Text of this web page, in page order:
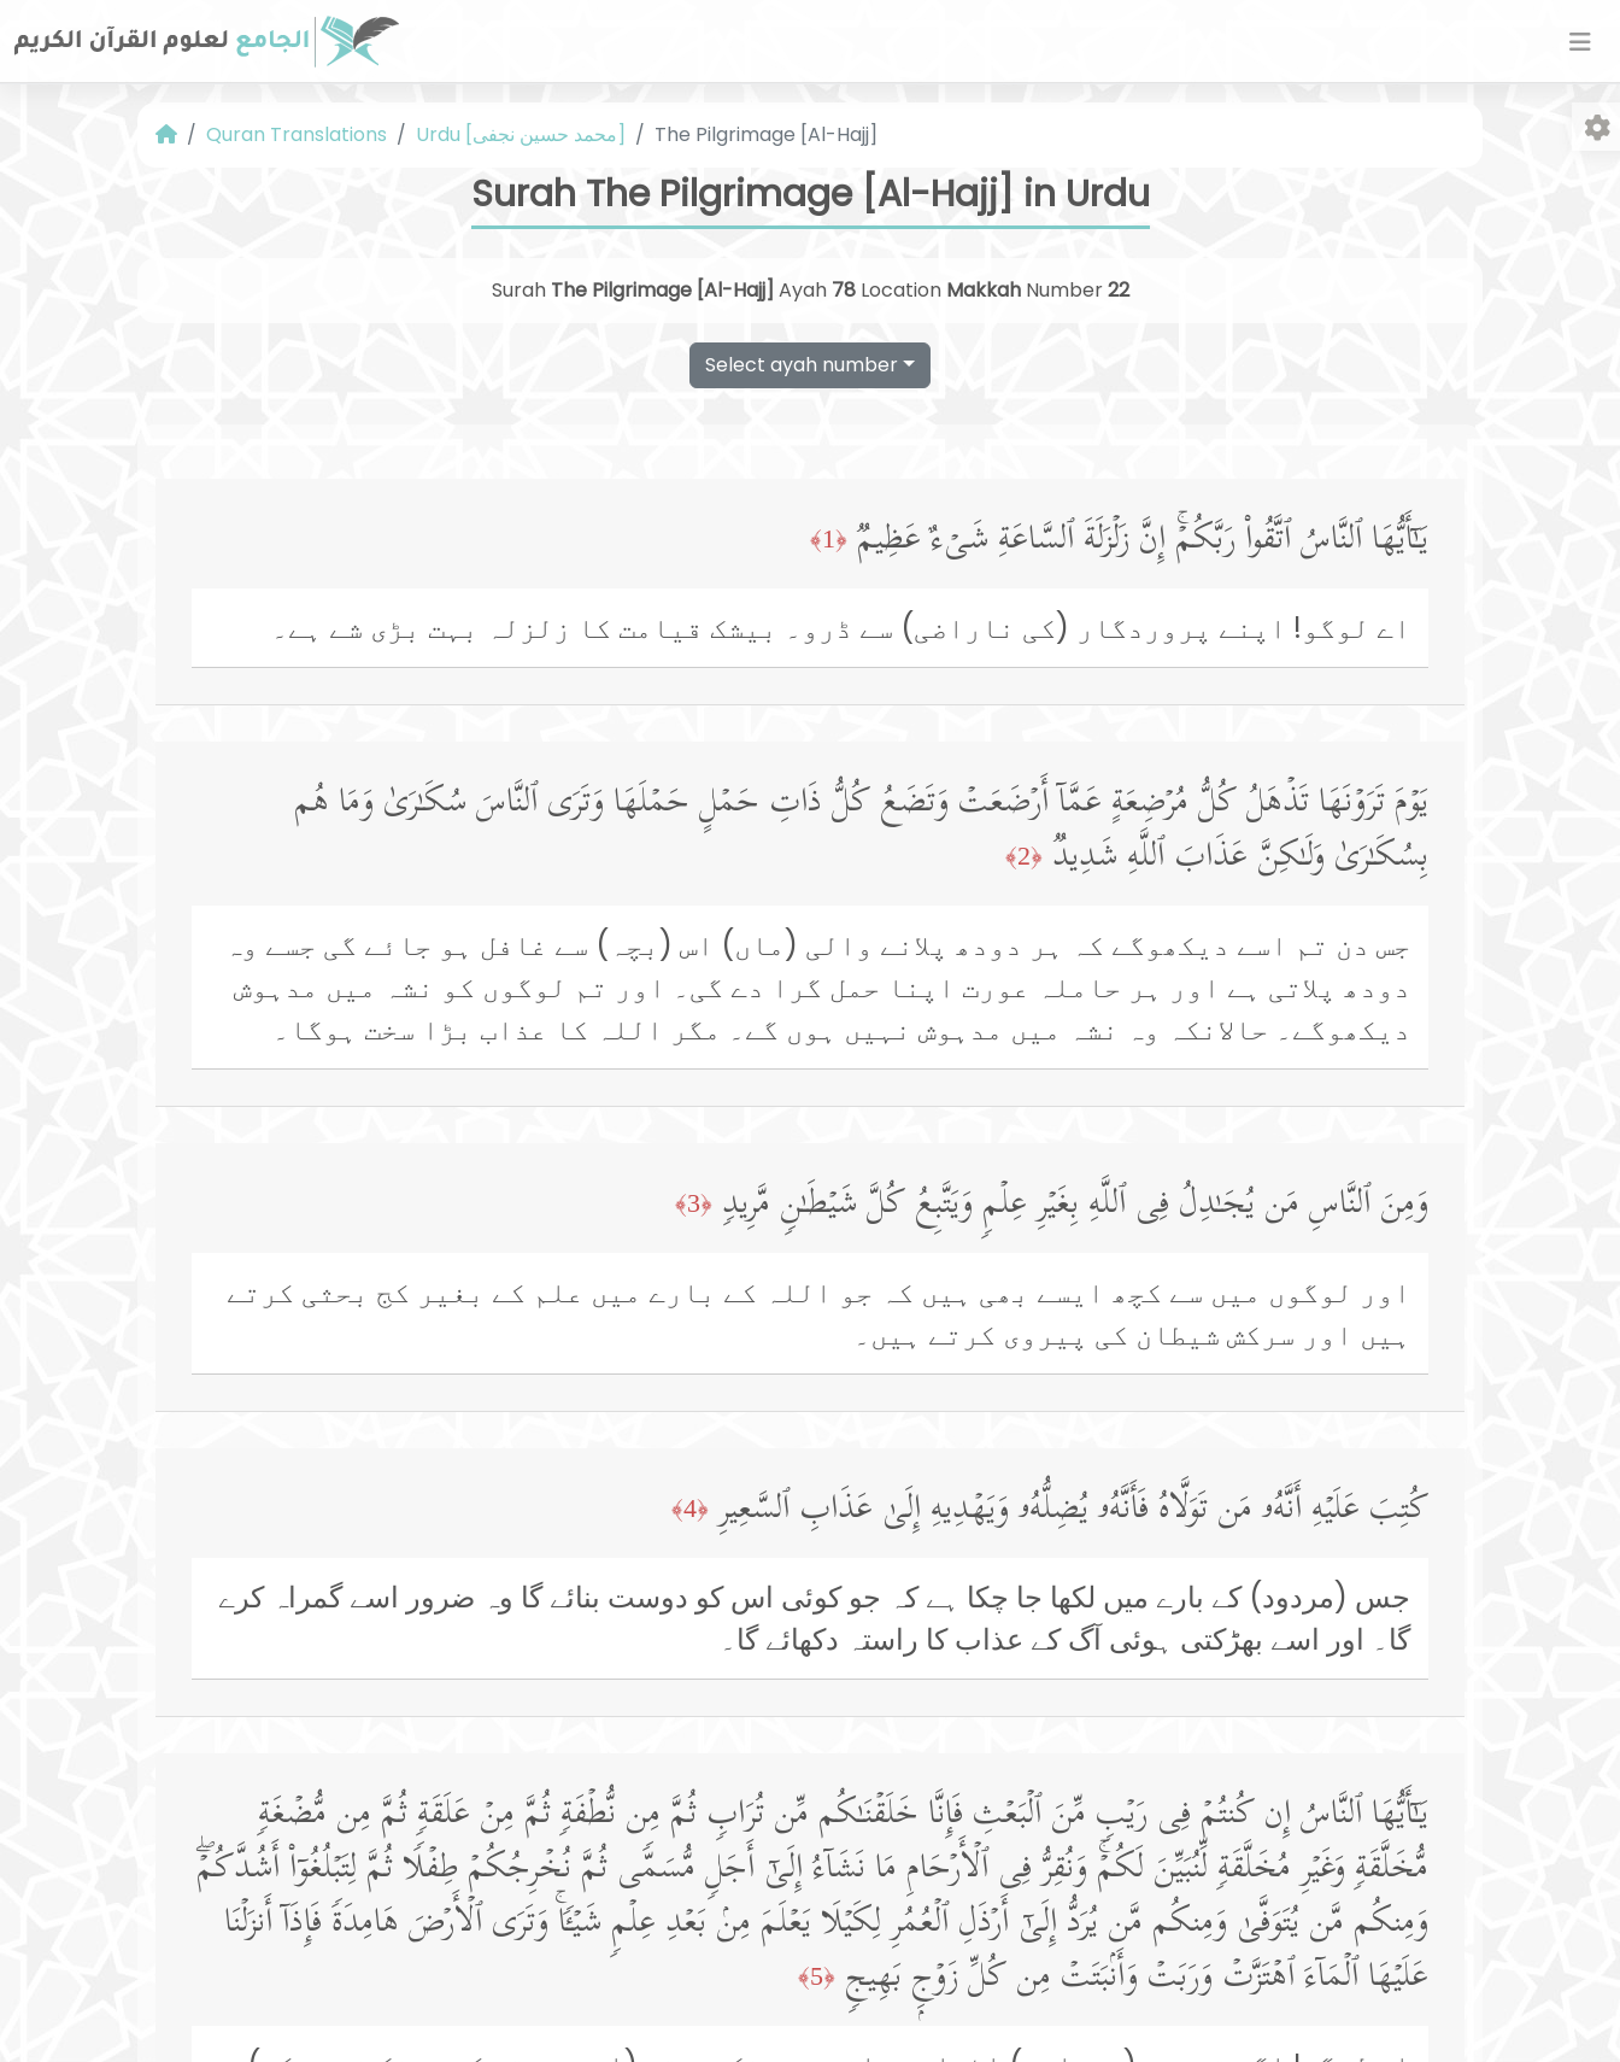
Quran Translations Urdu [محمد حسین نجفی] The Pilgrimage [Al-Hajj]
Surah The Pilgrimage [Al-Hajj] in Urdu
Surah The Pilgrimage [Al-Hajj] Ayah 78Location MakkahNumber22
Select ayah number
یَـٰۤأَیُّهَا ٱلنَّاسُ ٱتَّقُوا۟ رَبَّكُمۡۚ إِنَّ زَلۡزَلَةَ ٱلسَّاعَةِ شَیۡءٌ عَظِیمࣱ ﴿1﴾
اے لوگو! اپنے پروردگار (کی ناراضی) سے ڈرو۔ بیشک قیامت کا زلزلہ بہت بڑی شے ہے۔
یَوۡمَ تَرَوۡنَهَا تَذۡهَلُ كُلُّ مُرۡضِعَةٍ عَمَّاۤ أَرۡضَعَتۡ وَتَضَعُ كُلُّ ذَاتِ حَمۡلٍ حَمۡلَهَا وَتَرَى ٱلنَّاسَ سُكَـٰرَىٰ وَمَا هُم
بِسُكَـٰرَىٰ وَلَـٰكِنَّ عَذَابَ ٱللَّهِ شَدِیدࣱ ﴿2﴾
جس دن تم اسے دیکھوگے کہ ہر دودھ پلانے والی (ماں) اس (بچہ) سے غافل ہو جائے گی جسے وہ
دودھ پلاتی ہے اور ہر حاملہ عورت اپنا حمل گرا دے گی۔ اور تم لوگوں کو نشہ میں مدہوش
دیکھوگے۔ حالانکہ وہ نشہ میں مدہوش نہیں ہوں گے۔ مگر اللہ کا عذاب بڑا سخت ہوگا۔
وَمِنَ ٱلنَّاسِ مَن یُجَـٰدِلُ فِی ٱللَّهِ بِغَیۡرِ عِلۡمࣲ وَیَتَّبِعُ كُلَّ شَیۡطَـٰنࣲ مَّرِیدࣲ ﴿3﴾
اور لوگوں میں سے کچھ ایسے بھی ہیں کہ جو اللہ کے بارے میں علم کے بغیر کج بحثی کرتے
ہیں اور سرکش شیطان کی پیروی کرتے ہیں۔
كُتِبَ عَلَیۡهِ أَنَّهُۥ مَن تَوَلَّاهُ فَأَنَّهُۥ یُضِلُّهُۥ وَیَهۡدِیهِ إِلَىٰ عَذَابِ ٱلسَّعِیرِ ﴿4﴾
جس (مردود) کے بارے میں لکھا جا چکا ہے کہ جو کوئی اس کو دوست بنائے گا وہ ضرور اسے گمراہ کرے
گا۔ اور اسے بھڑکتی ہوئی آگ کے عذاب کا راستہ دکھائے گا۔
یَـٰۤأَیُّهَا ٱلنَّاسُ إِن كُنتُمۡ فِی رَیۡبࣲ مِّنَ ٱلۡبَعۡثِ فَإِنَّا خَلَقۡنَـٰكُم مِّن تُرَابࣲ ثُمَّ مِن نُّطۡفَةࣲ ثُمَّ مِنۡ عَلَقَةࣲ ثُمَّ مِن مُّضۡغَةࣲ
مُّخَلَّقَةࣲ وَغَیۡرِ مُخَلَّقَةࣲ لِّنُبَیِّنَ لَكُمۡۚ وَنُقِرُّ فِی ٱلۡأَرۡحَامِ مَا نَشَاۤءُ إِلَىٰۤ أَجَلࣲ مُّسَمࣰّى ثُمَّ نُخۡرِجُكُمۡ طِفۡلࣰا ثُمَّ لِتَبۡلُغُوۤا۟ أَشُدَّكُمۡۖ
وَمِنكُم مَّن یُتَوَفَّىٰ وَمِنكُم مَّن یُرَدُّ إِلَىٰۤ أَرۡذَلِ ٱلۡعُمُرِ لِكَیۡلَا یَعۡلَمَ مِنۢ بَعۡدِ عِلۡمࣲ شَیۡـࣰٔاۚ وَتَرَى ٱلۡأَرۡضَ هَامِدَةࣰ فَإِذَاۤ أَنزَلۡنَا
عَلَیۡهَا ٱلۡمَاۤءَ ٱهۡتَزَّتۡ وَرَبَتۡ وَأَنۢبَتَتۡ مِن كُلِّ زَوۡجِۭ بَهِیجࣲ ﴿5﴾